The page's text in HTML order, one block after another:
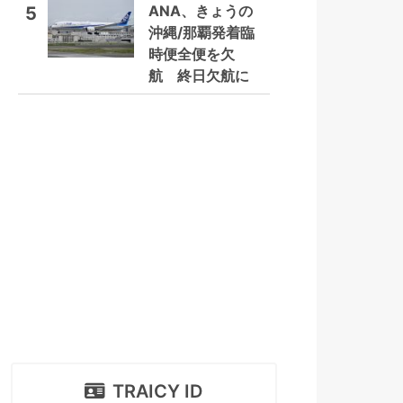
5
ANA、きょうの
沖縄/那覇発着臨
時便全便を欠
航 終日欠航に
TRAICY ID